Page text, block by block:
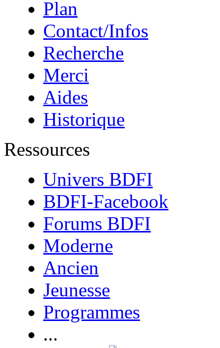
Plan
Contact/Infos
Recherche
Merci
Aides
Historique
Ressources
Univers BDFI
BDFI-Facebook
Forums BDFI
Moderne
Ancien
Jeunesse
Programmes
...